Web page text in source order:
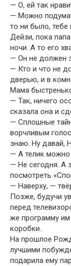
— О, ей так
— Можно
то ни было, тебе
Дейзи, пока
ночи. А то его
— Он не должен
— Кто и что не
дверью, и в
Мама
— Так, ничего
сказала она и
— Сплошные
ворчливым
знаю. Ну давай,
— А телик
— Не сегодня. А
посмотреть
— Наверху, —
Позже, будучи
перед
же программу
коробки.
На прошлое
лучшими
подарила ему